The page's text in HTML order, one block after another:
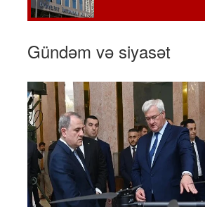
Gündəm və siyasət